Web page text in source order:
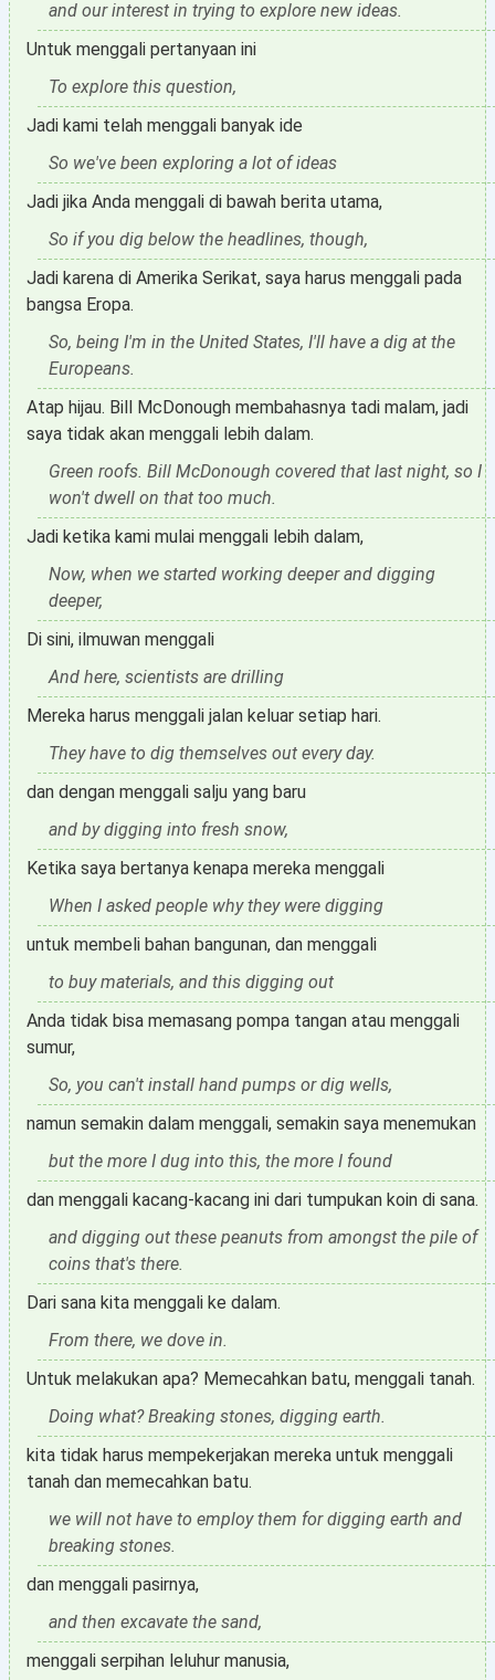
and our interest in trying to explore new ideas.
Untuk menggali pertanyaan ini
To explore this question,
Jadi kami telah menggali banyak ide
So we've been exploring a lot of ideas
Jadi jika Anda menggali di bawah berita utama,
So if you dig below the headlines, though,
Jadi karena di Amerika Serikat, saya harus menggali pada
bangsa Eropa.
So, being I'm in the United States, I'll have a dig at the
Europeans.
Atap hijau. Bill McDonough membahasnya tadi malam, jadi
saya tidak akan menggali lebih dalam.
Green roofs. Bill McDonough covered that last night, so I
won't dwell on that too much.
Jadi ketika kami mulai menggali lebih dalam,
Now, when we started working deeper and digging
deeper,
Di sini, ilmuwan menggali
And here, scientists are drilling
Mereka harus menggali jalan keluar setiap hari.
They have to dig themselves out every day.
dan dengan menggali salju yang baru
and by digging into fresh snow,
Ketika saya bertanya kenapa mereka menggali
When I asked people why they were digging
untuk membeli bahan bangunan, dan menggali
to buy materials, and this digging out
Anda tidak bisa memasang pompa tangan atau menggali
sumur,
So, you can't install hand pumps or dig wells,
namun semakin dalam menggali, semakin saya menemukan
but the more I dug into this, the more I found
dan menggali kacang-kacang ini dari tumpukan koin di sana.
and digging out these peanuts from amongst the pile of
coins that's there.
Dari sana kita menggali ke dalam.
From there, we dove in.
Untuk melakukan apa? Memecahkan batu, menggali tanah.
Doing what? Breaking stones, digging earth.
kita tidak harus mempekerjakan mereka untuk menggali
tanah dan memecahkan batu.
we will not have to employ them for digging earth and
breaking stones.
dan menggali pasirnya,
and then excavate the sand,
menggali serpihan leluhur manusia,